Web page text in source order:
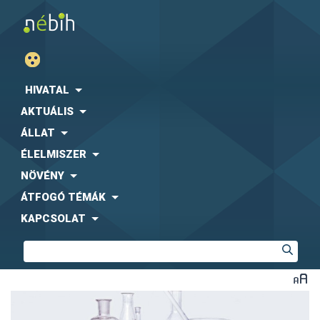
HIVATAL
AKTUÁLIS
ÁLLAT
ÉLELMISZER
NÖVÉNY
ÁTFOGÓ TÉMÁK
KAPCSOLAT